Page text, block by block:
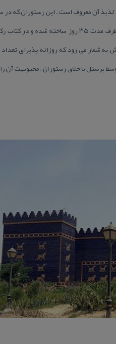
بزرگ ترین رستوران سرپوشیده دنیا می باشد كه مقابل آن ، یك لنگر ۱۰۰ تنی
شمار می رود كه روزانه پذیرای
پرسنل با خلاق رستوران ، محبوبیت آن